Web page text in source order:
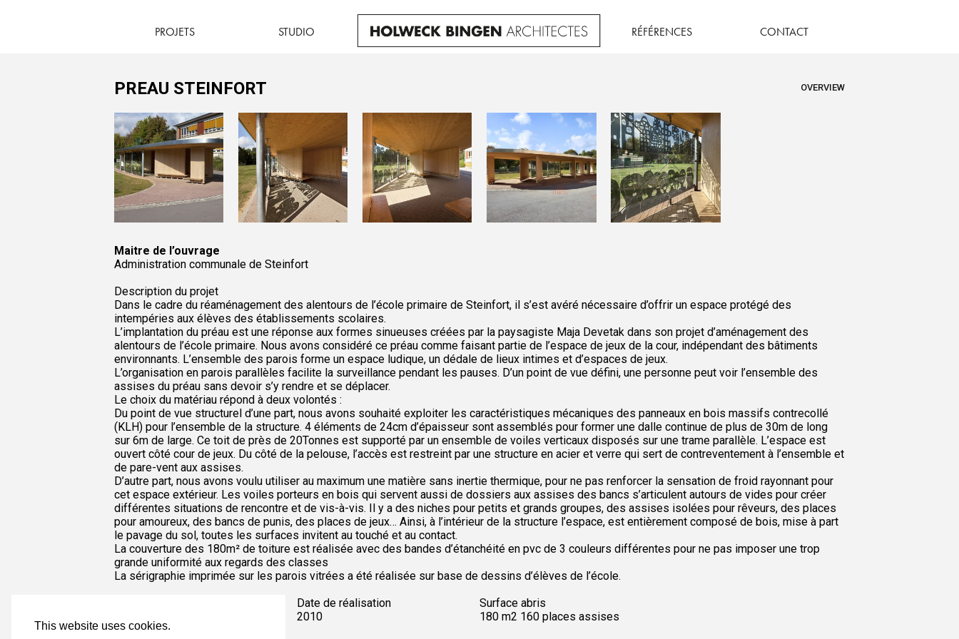
This website uses cookies.
PROJETS STUDIO RÉFÉRENCES CONTACT
PREAU STEINFORT OVERVIEW
Maitre de l’ouvrage
Administration communale de Steinfort
Description du projet
Dans le cadre du réaménagement des alentours de l’école primaire de Steinfort, il s’est avéré nécessaire d’offrir un espace protégé des
intempéries aux élèves des établissements scolaires.
L’implantation du préau est une réponse aux formes sinueuses créées par la paysagiste Maja Devetak dans son projet d’aménagement des
alentours de l’école primaire. Nous avons considéré ce préau comme faisant partie de l’espace de jeux de la cour, indépendant des bâtiments
environnants. L’ensemble des parois forme un espace ludique, un dédale de lieux intimes et d’espaces de jeux.
L’organisation en parois parallèles facilite la surveillance pendant les pauses. D’un point de vue défini, une personne peut voir l’ensemble des
assises du préau sans devoir s’y rendre et se déplacer.
Le choix du matériau répond à deux volontés :
Du point de vue structurel d’une part, nous avons souhaité exploiter les caractéristiques mécaniques des panneaux en bois massifs contrecollé
(KLH) pour l’ensemble de la structure. 4 éléments de 24cm d’épaisseur sont assemblés pour former une dalle continue de plus de 30m de long
sur 6m de large. Ce toit de près de 20Tonnes est supporté par un ensemble de voiles verticaux disposés sur une trame parallèle. L’espace est
ouvert côté cour de jeux. Du côté de la pelouse, l’accès est restreint par une structure en acier et verre qui sert de contreventement à l’ensemble et
de pare-vent aux assises.
D’autre part, nous avons voulu utiliser au maximum une matière sans inertie thermique, pour ne pas renforcer la sensation de froid rayonnant pour
cet espace extérieur. Les voiles porteurs en bois qui servent aussi de dossiers aux assises des bancs s’articulent autours de vides pour créer
différentes situations de rencontre et de vis-à-vis. Il y a des niches pour petits et grands groupes, des assises isolées pour rêveurs, des places
pour amoureux, des bancs de punis, des places de jeux… Ainsi, à l’intérieur de la structure l’espace, est entièrement composé de bois, mise à part
le pavage du sol, toutes les surfaces invitent au touché et au contact.
La couverture des 180m² de toiture est réalisée avec des bandes d’étanchéité en pvc de 3 couleurs différentes pour ne pas imposer une trop
grande uniformité aux regards des classes
La sérigraphie imprimée sur les parois vitrées a été réalisée sur base de dessins d’élèves de l’école.
Date de réalisation
2010
Surface abris
180 m2 160 places assises